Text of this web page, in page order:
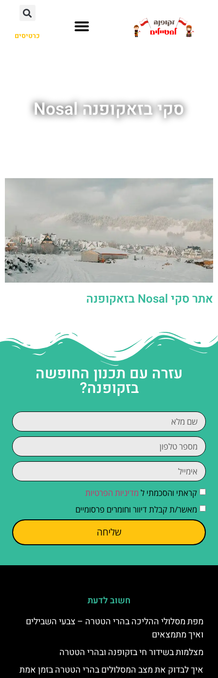
כרטיסים
סקי בזאקופנה Nosal
אתר סקי Nosal בזאקופנה
עזרה עם תכנון החופשה
בזקופנה?
קראתי והסכמתי ל מדיניות הפרטיות
מאשר/ת קבלת דיוור וחומרים פרסומיים
שליחה
חשוב לדעת
מפת מסלולי ההליכה בהרי הטטרה – צבעי השבילים
ואיך מתמצאים
מצלמות בשידור חי בזקופנה ובהרי הטטרה
איך לבדוק את מצב המסלולים בהרי הטטרה בזמן אמת